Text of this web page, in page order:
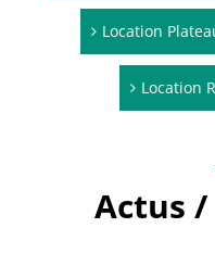
Location
Location
Actus /